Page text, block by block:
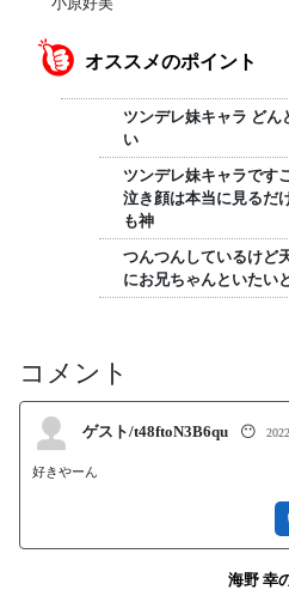
オススメのポイント
ツンデレ妹キャラ ど
い
ツンデレ妹キャラです
泣き顔は本当に見るだ
も神
つんつんしているけど
にお兄ちゃんといたい
コメント
ゲスト/t48ftoN3B6qu 😶
好きやーん
海野 幸